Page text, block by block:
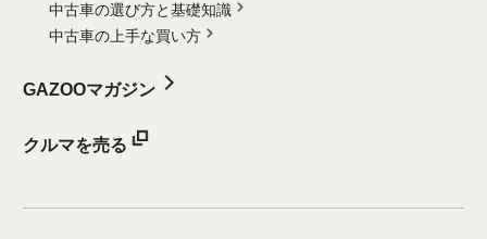
中古車の選び方と基礎知識
中古車の上手な買い方
GAZOOマガジン
クルマを売る